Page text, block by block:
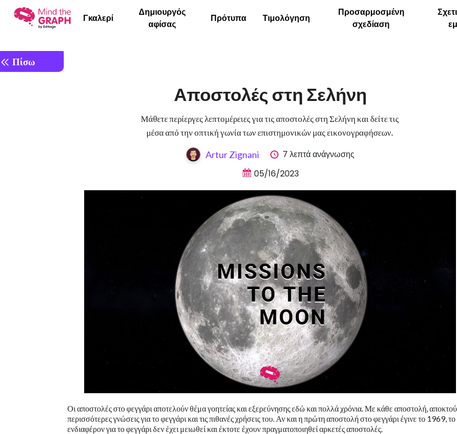
Γκαλερί
Δημιουργός
αφίσας
Πρότυπα Τιμολόγηση
Προσαρμοσμένη
σχεδίαση
Πίσω
Αποστολές στη Σελήνη
Μάθετε περίεργες λεπτομέρειες για τις αποστολές στη Σελήνη και δείτε τις
μέσα από την οπτική γωνία των επιστημονικών μας εικονογραφήσεων.
Artur Zignani
7 λεπτά ανάγνωσης
05/16/2023
Οι αποστολές στο φεγγάρι αποτελούν θέμα γοητείας και εξερεύνησης εδώ και πολλά χρόνια. Με κάθε αποστολή,
περισσότερες γνώσεις για το φεγγάρι και τις πιθανές χρήσεις του. Αν και η πρώτη αποστολή στο φεγγάρι έγινε το 1969, το
ενδιαφέρον για το φεγγάρι δεν έχει μειωθεί και έκτοτε έχουν πραγματοποιηθεί αρκετές αποστολές.